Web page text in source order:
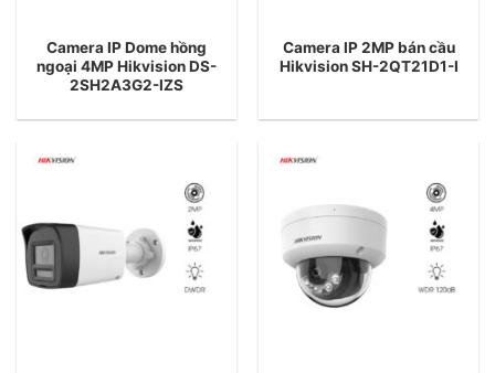
Camera IP Dome hồng
ngoại 4MP Hikvision DS-
2SH2A3G2-IZS
Camera IP 2MP bán cầu
Hikvision SH-2QT21D1-I